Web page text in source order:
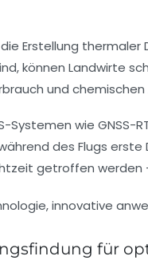
Erstellung
können Landwirte
und
wie
des Flugs
getroffen
für